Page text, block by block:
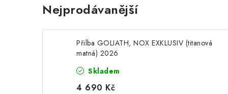
Nejprodávanější
Přilba GOLIATH, NOX EXKLUSIV (titanová
matná) 2026
Skladem
4 690 Kč